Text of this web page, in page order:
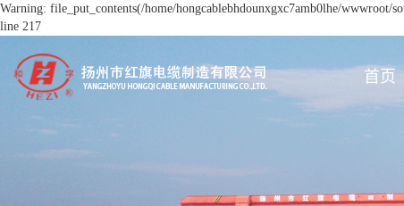
Warning: file_put_contents(/home/hongcablebhdounxgxc7amb0lhe/wwwroot/
line 217
首页